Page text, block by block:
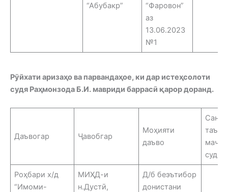
“Абубакр”
“Фаровон”
аз
13.06.2023
№1
Рӯйхати аризаҳо ва парвандаҳое, ки дар истеҳсолоти
судя Раҳмонзода Б.И. мавриди баррасӣ қарор доранд.
Даъвогар Ҷавобгар
Моҳияти
даъво
Санаи
судӣ
Роҳбари х/д
“Имоми-
МИҲД-и
н.Дустӣ,
Д/б беэътибор
донистани